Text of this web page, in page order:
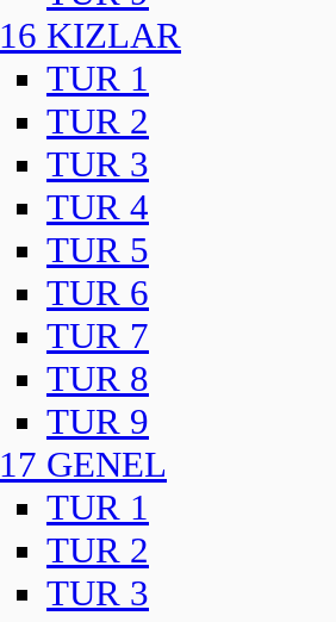
16 KIZLAR
TUR 1
TUR 2
TUR 3
TUR 4
TUR 5
TUR 6
TUR 7
TUR 8
TUR 9
17 GENEL
TUR 1
TUR 2
TUR 3